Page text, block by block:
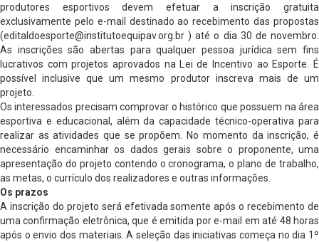
produtores esportivos devem efetuar a inscrição gratuita
exclusivamente pelo e-mail destinado ao recebimento das propostas
(editaldoesporte@institutoequipav.org.br ) até o dia 30 de novembro.
As inscrições são abertas para qualquer pessoa jurídica sem fins
lucrativos com projetos aprovados na Lei de Incentivo ao Esporte. É
possível inclusive que um mesmo produtor inscreva mais de um
projeto.
Os interessados precisam comprovar o histórico que possuem na área
esportiva e educacional, além da capacidade técnico-operativa para
realizar as atividades que se propõem. No momento da inscrição, é
necessário encaminhar os dados gerais sobre o proponente, uma
apresentação do projeto contendo o cronograma, o plano de trabalho,
as metas, o currículo dos realizadores e outras informações.
Os prazos
A inscrição do projeto será efetivada somente após o recebimento de
uma confirmação eletrônica, que é emitida por e-mail em até 48 horas
após o envio dos materiais. A seleção das iniciativas começa no dia 1º